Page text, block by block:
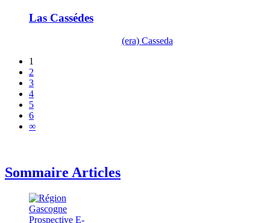
Las Cassédes
(era) Casseda
1
2
3
4
5
6
∞
Sommaire Articles